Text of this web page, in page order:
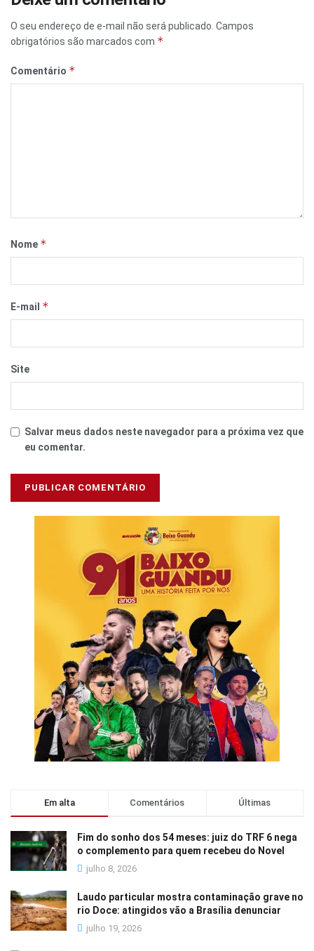
O seu endereço de e-mail não será publicado. Campos
obrigatórios são marcados com *
Comentário *
Nome *
E-mail *
Site
Salvar meus dados neste navegador para a próxima vez que
eu comentar.
Em alta Comentários Últimas
Fim do sonho dos 54 meses: juiz do TRF 6 nega
o complemento para quem recebeu do Novel
julho 8, 2026
Laudo particular mostra contaminação grave no
rio Doce: atingidos vão a Brasília denunciar
julho 19, 2026